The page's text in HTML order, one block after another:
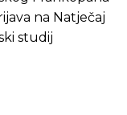
na Natječaj
studij